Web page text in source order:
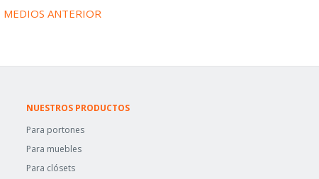
MEDIOS ANTERIOR
NUESTROS PRODUCTOS
Para portones
Para muebles
Para clósets